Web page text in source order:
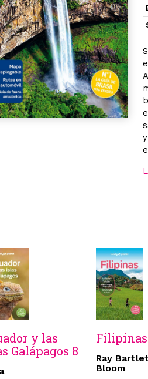
y las
Galápagos 8
Filipinas
Ray
Bloom